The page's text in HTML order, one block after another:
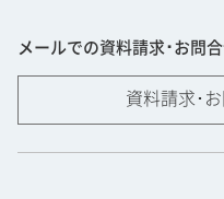
メールでの資料請求･お問
資料請求･